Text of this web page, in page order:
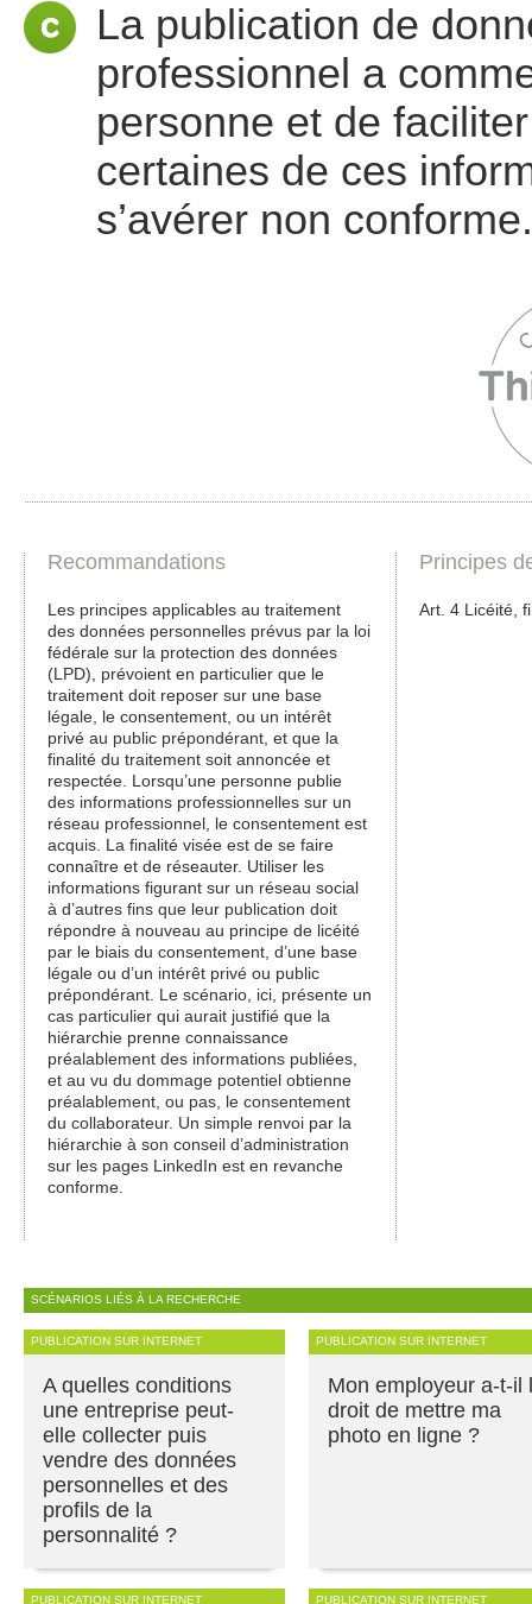
La publication de
professionnel a
personne et de
certaines de ces
s’avérer non conforme.
Recommandations
Les principes applicables au traitement
des données personnelles prévus par la loi
fédérale sur la protection des données
(LPD), prévoient en particulier que le
traitement doit reposer sur une base
légale, le consentement, ou un intérêt
privé au public prépondérant, et que la
finalité du traitement soit annoncée et
respectée. Lorsqu’une personne publie
des informations professionnelles sur un
réseau professionnel, le consentement est
acquis. La finalité visée est de se faire
connaître et de réseauter. Utiliser les
informations figurant sur un réseau social
à d’autres fins que leur publication doit
répondre à nouveau au principe de licéité
par le biais du consentement, d’une base
légale ou d’un intérêt privé ou public
prépondérant. Le scénario, ici, présente un
cas particulier qui aurait justifié que la
hiérarchie prenne connaissance
préalablement des informations publiées,
et au vu du dommage potentiel obtienne
préalablement, ou pas, le consentement
du collaborateur. Un simple renvoi par la
hiérarchie à son conseil d’administration
sur les pages LinkedIn est en revanche
conforme.
Principes
Art. 4 Licéité,
SCÉNARIOS LIÉS À LA RECHERCHE
PUBLICATION SUR INTERNET
A quelles conditions
une entreprise peut-
elle collecter puis
vendre des données
personnelles et des
profils de la
personnalité ?
PUBLICATION SUR INTERNET
Mon employeur a-t-il
droit de mettre ma
photo en ligne ?
PUBLICATION SUR INTERNET PUBLICATION SUR INTERNET